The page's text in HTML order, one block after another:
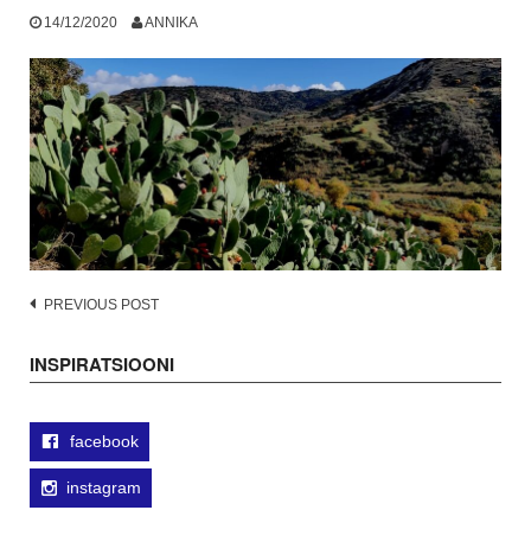
14/12/2020 ANNIKA
Post
PREVIOUS POST
INSPIRATSIOONI
facebook
instagram